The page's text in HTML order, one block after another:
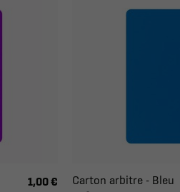
1,00 €
Carton arbitre - Bleu